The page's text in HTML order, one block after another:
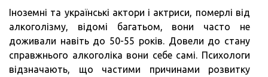
Іноземні та українські актори і актриси, померлі від
алкоголізму, відомі багатьом, вони часто не
доживали навіть до 50-55 років. Довели до стану
справжнього алкоголіка вони себе самі. Психологи
відзначають, що частими причинами розвитку